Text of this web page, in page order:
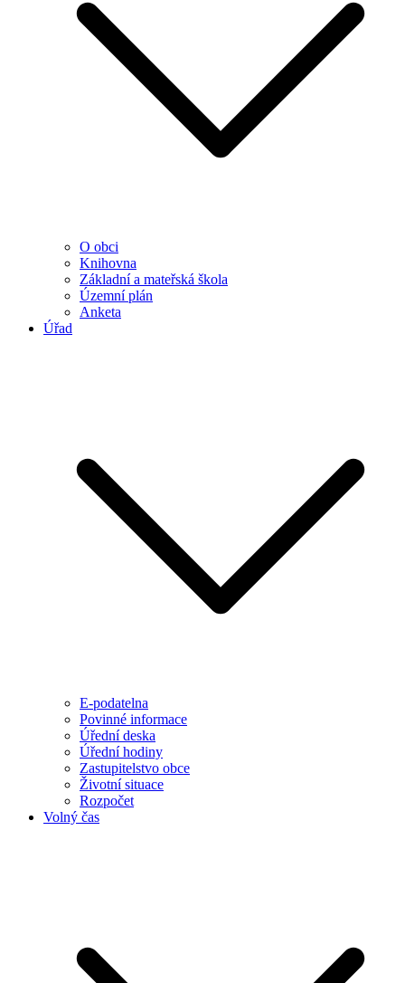
O obci
Knihovna
Základní a mateřská škola
Územní plán
Anketa
Úřad
E-podatelna
Povinné informace
Úřední deska
Úřední hodiny
Zastupitelstvo obce
Životní situace
Rozpočet
Volný čas